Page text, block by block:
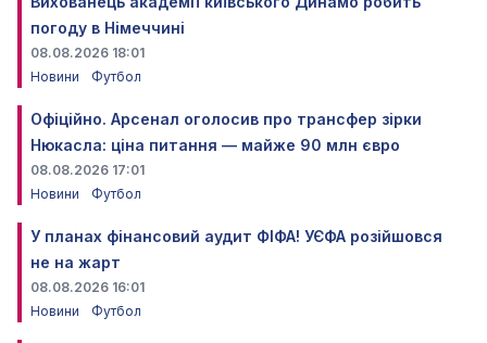
погоду в Німеччині
08.08.2026 18:01
Новини
Футбол
Офіційно. Арсенал оголосив про трансфер зірки
Нюкасла: ціна питання — майже 90 млн євро
08.08.2026 17:01
Новини
Футбол
У планах фінансовий аудит ФІФА! УЄФА розійшовся
не на жарт
08.08.2026 16:01
Новини
Футбол